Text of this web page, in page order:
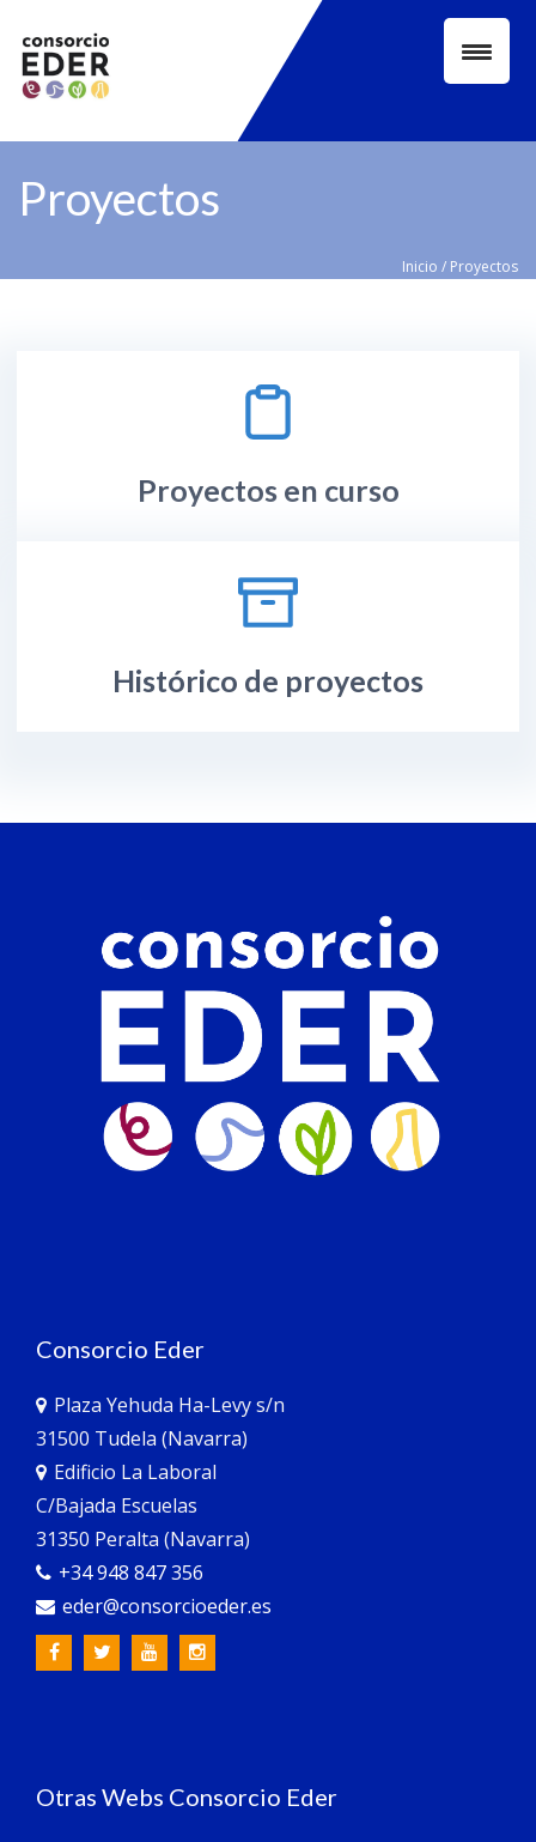
Proyectos
Inicio / Proyectos
Proyectos en curso
Histórico de proyectos
Consorcio Eder
Plaza Yehuda Ha-Levy s/n
31500 Tudela (Navarra)
Edificio La Laboral
C/Bajada Escuelas
31350 Peralta (Navarra)
+34 948 847 356
eder@consorcioeder.es
Otras Webs Consorcio Eder